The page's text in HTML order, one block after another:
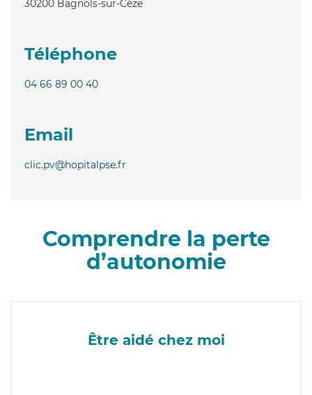
30200 Bagnols-sur-Cèze
Téléphone
04 66 89 00 40
Email
clic.pv@hopitalpse.fr
Comprendre la perte
d’autonomie
Être aidé chez moi